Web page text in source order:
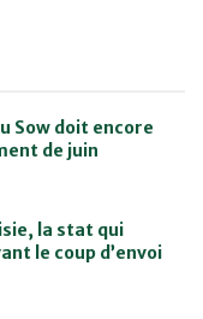
Sow doit encore
de juin
la stat qui
le coup d’envoi